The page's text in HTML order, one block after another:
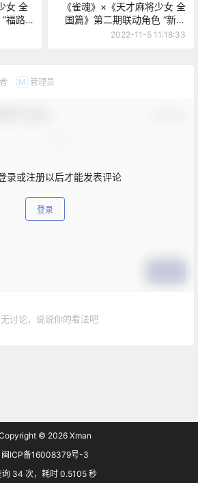
女 全
福路
《雀魂》×《天才麻将少女 全
国篇》第二期联动角色 “新子
憧”
2022-11-5 11:18:33
M 管理员
录或注册以后才能发表评论
登录
讨论，说说你的看法吧
© 2026 Xman
闽ICP备16008379号-3
询 34 次，耗时 0.5105 秒